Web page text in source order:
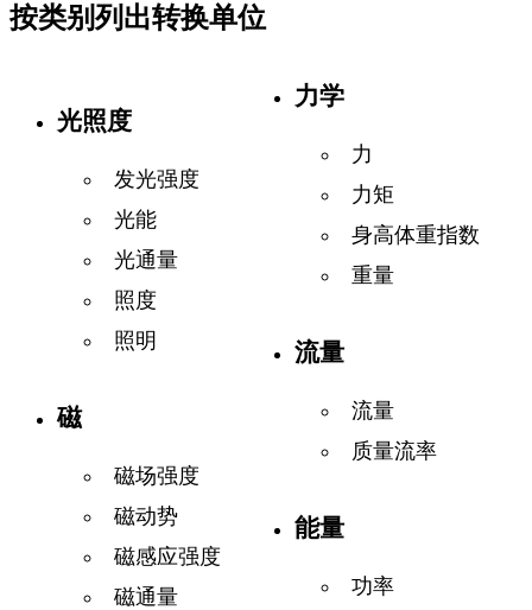
按类别列出转换单位
光照度
发光强度
光能
光通量
照度
照明
磁
磁场强度
磁动势
磁感应强度
磁通量
力学
力
力矩
身高体重指数
重量
流量
流量
质量流率
能量
功率